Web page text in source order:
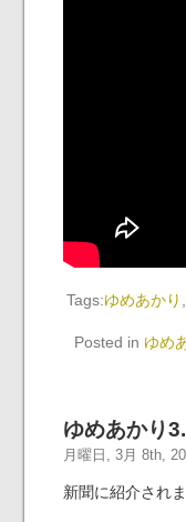
Tags:ゆめあかり
Posted in ゆめ
ゆめあか
月曜日, 3月 8th,
新聞に紹介され